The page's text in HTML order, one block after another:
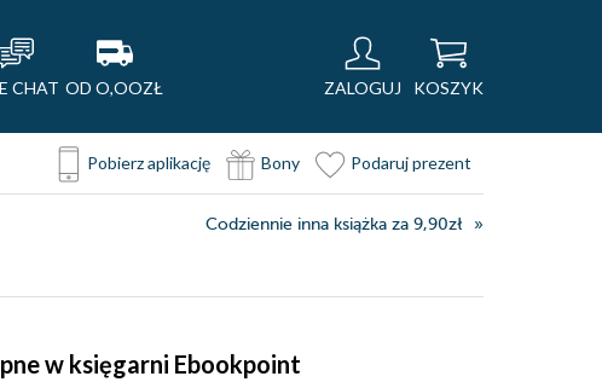
CHAT OD O,OOZŁ ZALOGUJ KOSZYK
Pobierz aplikację Bony Podaruj prezent
Codziennie inna książka za 9,90zł
w księgarni Ebookpoint